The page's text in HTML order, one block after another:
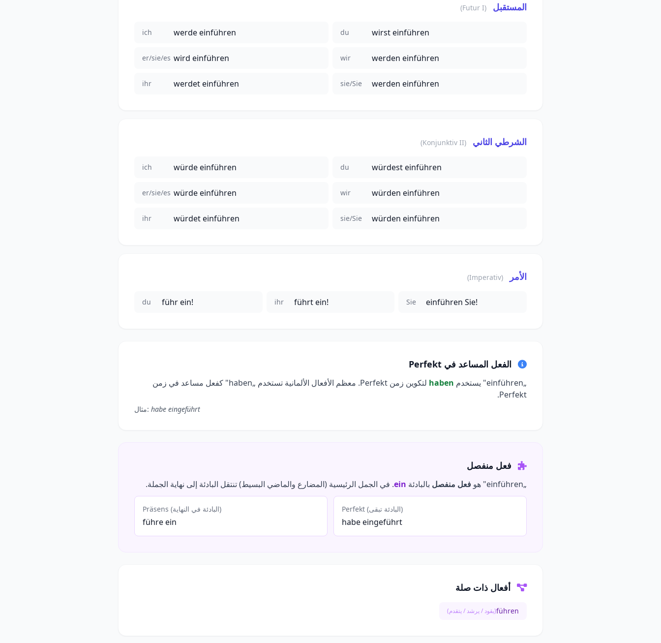
المستقبل (Futur I)
ich werde einführen du wirst einführen
er/sie/es wird einführen wir werden einführen
ihr werdet einführen sie/Sie werden einführen
الشرطي الثاني (Konjunktiv II)
ich würde einführen du würdest einführen
er/sie/es würde einführen wir würden einführen
ihr würdet einführen sie/Sie würden einführen
الأمر (Imperativ)
du führ ein! ihr führt ein! Sie einführen Sie!
الفعل المساعد في Perfekt
„einführen" يستخدم haben
لتكوين زمن Perfekt. معظم الأفعال الألمانية تستخدم „haben" كفعل مساعد في زمن
Perfekt.
مثال: habe eingeführt
فعل منفصل
„einführen" هو فعل منفصل بالبادئة ein. في الجمل الرئيسية (المضارع والماضي البسيط) تنتقل البادئة إلى نهاية الجملة.
Präsens (البادئة في النهاية)
führe ein
Perfekt (البادئة تبقى)
habe eingeführt
أفعال ذات صلة
führen(يقود / يرشد / يتقدم)